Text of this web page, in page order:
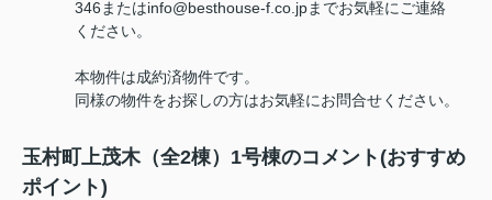
346またはinfo@besthouse-f.co.jpまでお気軽にご連絡
ください。
本物件は成約済物件です。
同様の物件をお探しの方はお気軽にお問合せください。
玉村町上茂木（全2棟）1号棟のコメント(おすすめ
ポイント)